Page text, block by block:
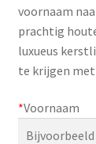
Zakelijk
Contact
Zoeken
voornaam
prachtig
luxueus
te krijgen met
*Voornaam